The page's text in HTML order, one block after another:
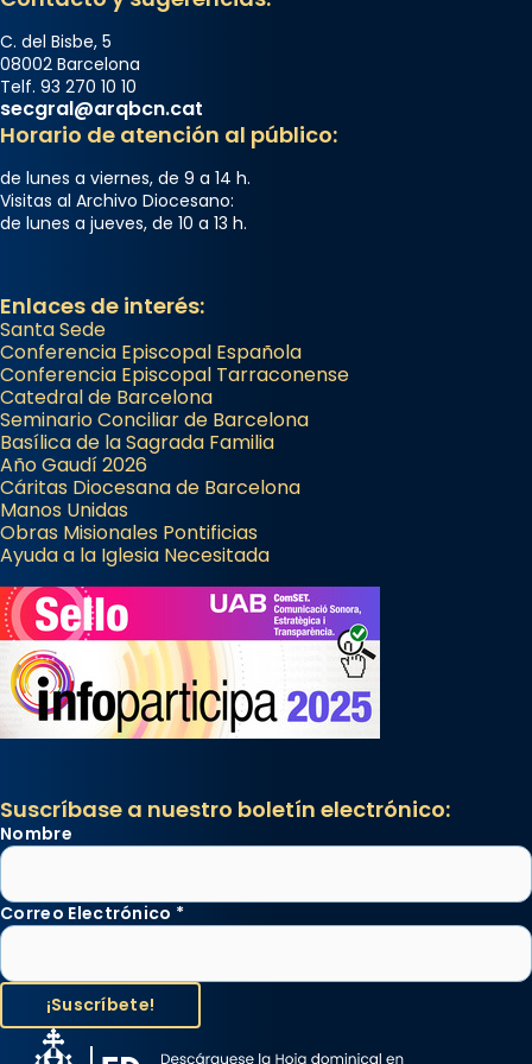
C. del Bisbe, 5
08002 Barcelona
Telf. 93 270 10 10
secgral@arqbcn.cat
Horario de atención al público:
de lunes a viernes, de 9 a 14 h.
Visitas al Archivo Diocesano:
de lunes a jueves, de 10 a 13 h.
Enlaces de interés:
Santa Sede
Conferencia Episcopal Española
Conferencia Episcopal Tarraconense
Catedral de Barcelona
Seminario Conciliar de Barcelona
Basílica de la Sagrada Familia
Año Gaudí 2026
Cáritas Diocesana de Barcelona
Manos Unidas
Obras Misionales Pontificias
Ayuda a la Iglesia Necesitada
Suscríbase a nuestro boletín electrónico:
Nombre
Correo Electrónico *